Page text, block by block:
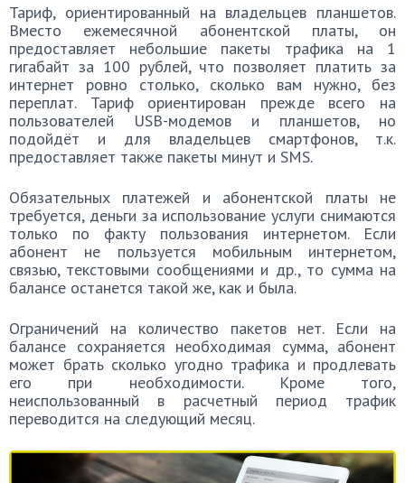
Тариф, ориентированный на владельцев планшетов.
Вместо ежемесячной абонентской платы, он
предоставляет небольшие пакеты трафика на 1
гигабайт за 100 рублей, что позволяет платить за
интернет ровно столько, сколько вам нужно, без
переплат. Тариф ориентирован прежде всего на
пользователей USB-модемов и планшетов, но
подойдёт и для владельцев смартфонов, т.к.
предоставляет также пакеты минут и SMS.
Обязательных платежей и абонентской платы не
требуется, деньги за использование услуги снимаются
только по факту пользования интернетом. Если
абонент не пользуется мобильным интернетом,
связью, текстовыми сообщениями и др., то сумма на
балансе останется такой же, как и была.
Ограничений на количество пакетов нет. Если на
балансе сохраняется необходимая сумма, абонент
может брать сколько угодно трафика и продлевать
его при необходимости. Кроме того,
неиспользованный в расчетный период трафик
переводится на следующий месяц.